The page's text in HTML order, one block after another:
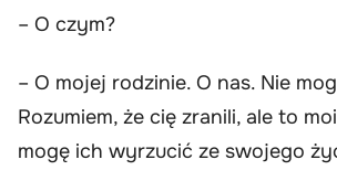
– O czym?
– O mojej rodzinie. O nas. Nie
Rozumiem, że cię zranili, ale to
mogę ich wyrzucić ze swojego